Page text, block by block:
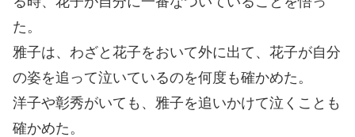
た。
雅子は、わざと花子をおいて外に出て、花子が自分
の姿を追って泣いているのを何度も確かめた。
洋子や彰秀がいても、雅子を追いかけて泣くことも
確かめた。